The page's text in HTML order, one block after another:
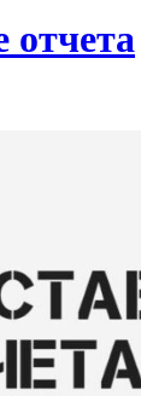
отчета